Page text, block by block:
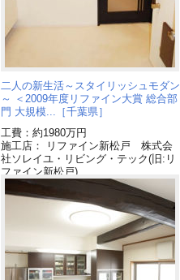
二人の新生活～スタイリッシュモダン
～ ＜2009年度リファイン大賞 総合部
門 大規模...［千葉県］
工費：約1980万円
施工店： リファイン新松戸 株式会
社ソレイユ・リビング・テック(旧:リ
ファイン新松戸)